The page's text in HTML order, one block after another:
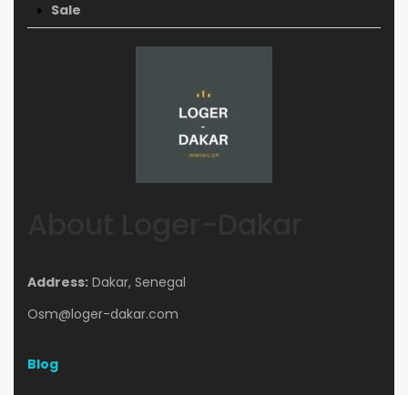
Sale
Address: Dakar, Senegal
Osm@loger-dakar.com
Blog